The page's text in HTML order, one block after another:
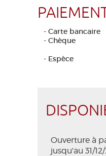
- Carte bancaire
- Chèque
- Espèce
Ouverture à
jusqu'au 31/